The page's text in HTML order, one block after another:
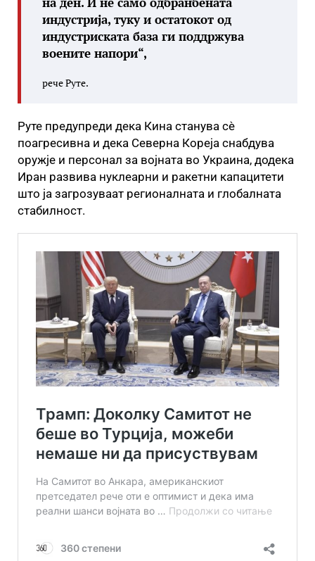
индустрија, туку и остатокот од
индустриската база ги поддржува
воените напори“,
рече Руте.
Руте предупреди дека Кина станува сè
поагресивна и дека Северна Кореја снабдува
оружје и персонал за војната во Украина, додека
Иран развива нуклеарни и ракетни капацитети
што ја загрозуваат регионалната и глобалната
стабилност.